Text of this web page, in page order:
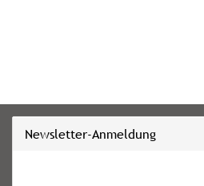
Newsletter-Anmeldung